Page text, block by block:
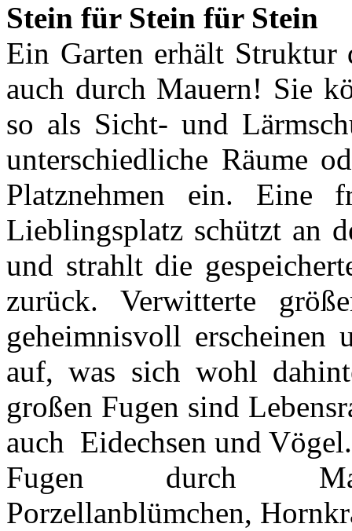
Stein für Stein für Stein
Ein Garten erhält Struktur
auch durch Mauern! Sie
so als Sicht- und
unterschiedliche Räume
Platznehmen ein. Eine
Lieblingsplatz schützt an
und strahlt die
zurück. Verwitterte
geheimnisvoll erscheinen
auf, was sich wohl
großen Fugen sind
auch Eidechsen und
Fugen durch
Porzellanblümchen,